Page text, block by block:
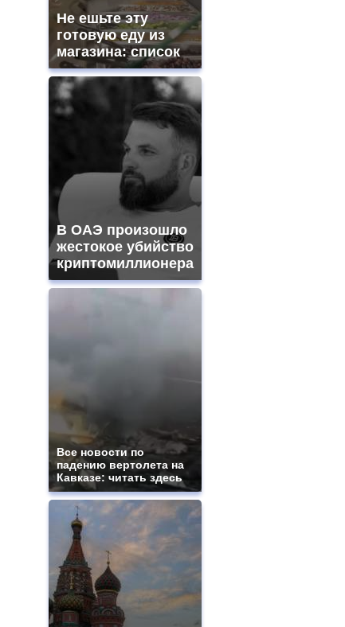
Не ешьте эту
готовую еду из
магазина: список
В ОАЭ произошло
жестокое убийство
криптомиллионера
Все новости по
падению вертолета на
Кавказе: читать здесь